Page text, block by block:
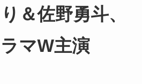
＆佐野勇斗、
マW主演